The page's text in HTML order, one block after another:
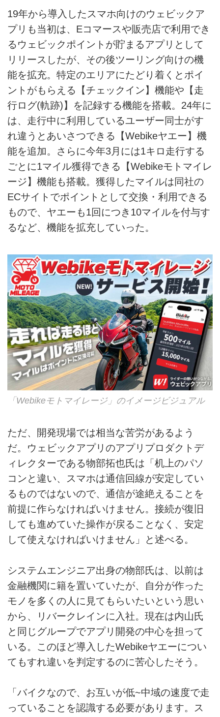
19年から導入したスマホ向けのウェビックア
プリも当初は、Eコマースや販売店で利用でき
るウェビックポイントが貯まるアプリとして
リリースしたが、その後ツーリング向けの機
能を拡充。特定のエリアにたどり着くとポイ
ントがもらえる【チェックイン】機能や【走
行ログ(軌跡)】を記録する機能を搭載。24年に
は、走行中に利用しているユーザー同士がす
れ違うとあいさつできる【Webikeヤエー】機
能を追加。さらに今年3月には1キロ走行する
ごとに1マイル獲得できる【Webikeモトマイレ
ージ】機能も搭載。獲得したマイルは同社の
ECサイトでポイントとして交換・利用できる
もので、ヤエーも1回につき10マイルを付与す
るなど、機能を拡充していった。
「Webikeモトマイレージ」のイメージビジュアル
ただ、開発現場では相当な苦労があるよう
だ。ウェビックアプリのアプリプロダクトデ
ィレクターである物部拓也氏は「机上のパソ
コンと違い、スマホは通信回線が安定してい
るものではないので、通信が途絶えることを
前提に作らなければいけません。接続が復旧
しても進めていた操作が戻ることなく、安定
して使えなければいけません」と述べる。
システムエンジニア出身の物部氏は、以前は
金融機関に籍を置いていたが、自分が作った
モノを多くの人に見てもらいたいという思い
から、リバークレインに入社。現在は内山氏
と同じグループでアプリ開発の中心を担って
いる。このほど導入したWebikeヤエーについ
てもすれ違いを判定するのに苦心したそう。
「バイクなので、お互いが低~中域の速度で走
っていることを認識する必要があります。ス